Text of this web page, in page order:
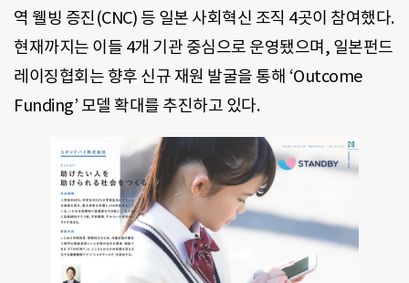
역 웰빙 증진(CNC) 등 일본 사회혁신 조직 4곳이 참여했다.
현재까지는 이들 4개 기관 중심으로 운영됐으며, 일본펀드
레이징협회는 향후 신규 재원 발굴을 통해 ‘Outcome
Funding’ 모델 확대를 추진하고 있다.